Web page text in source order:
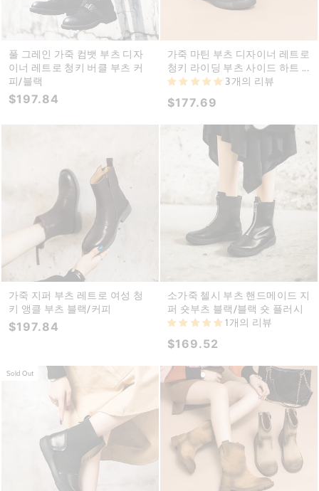
풀 그레인 가죽 컴뱃 부츠 디자
이너 레트로 청키 버클 부츠 커
피/블랙
$197.84
가죽 마틴 부츠 디자이너 레트로
청키 라이딩 부츠 사이드 하트 ...
3개의 리뷰
$177.69
가죽 지퍼 부츠 레트로 여성 청
키 앵클 부츠 블랙/커피
$197.84
소가죽 첼시 부츠 핸드메이드 지
퍼 숏부츠 블랙/블랙 숏 플러시
1개의 리뷰
$169.52
Sold Out